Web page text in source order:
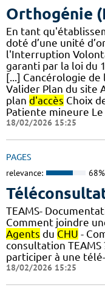
Orthogénie
En tant
doté d’une unité
l'Interruption
garanti par la loi du
[...] Cancérologie
Valider Plan du site
plan d'accès Choix
Patiente mineure
18/02/2026 15:25
PAGES
relevance: 68%
TEAMS-
Comment joindre
Agents du CHU -
consultation TEAMS
participer à une
18/02/2026 15:25